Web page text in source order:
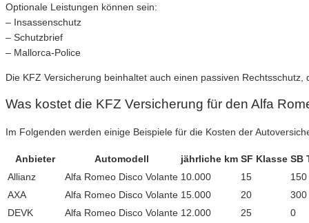
Optionale Leistungen können sein:
– Insassenschutz
– Schutzbrief
– Mallorca-Police
Die KFZ Versicherung beinhaltet auch einen passiven
Was kostet die KFZ Versicherung für den Alfa
Im Folgenden werden einige Beispiele für die Kosten der
Anbieter Automodell jährliche km SF Klasse SB
Allianz
Alfa Romeo Disco Volante 10.000 15
150
AXA
Alfa Romeo Disco Volante 15.000 20
300
DEVK
Alfa Romeo Disco Volante 12.000 25 0